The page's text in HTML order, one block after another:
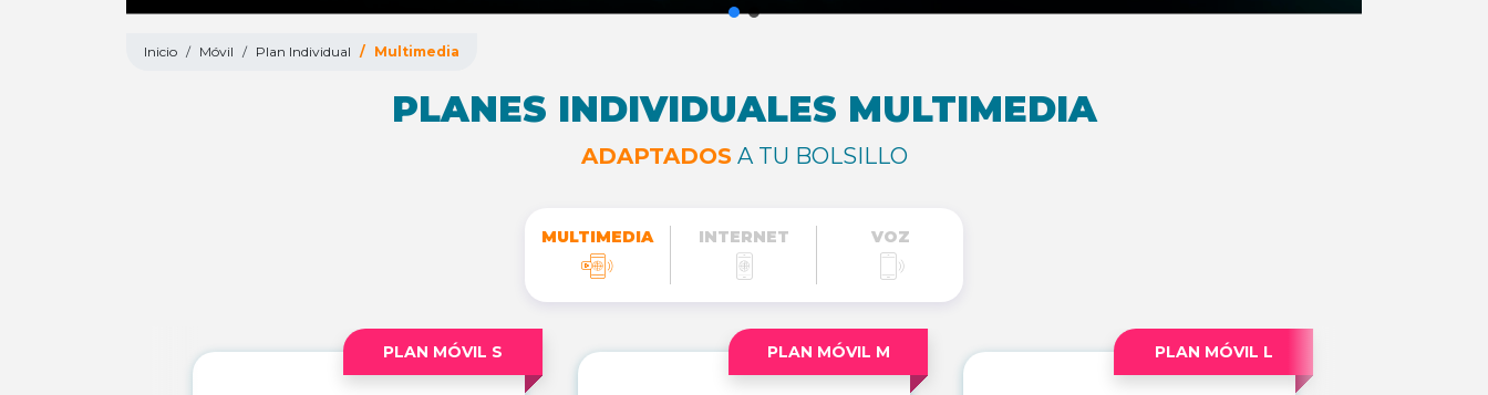
Inicio Móvil Plan Individual Multimedia
PLANES INDIVIDUALES MULTIMEDIA
ADAPTADOSA TU BOLSILLO
MULTIMEDIA INTERNET VOZ
PLAN MÓVIL S PLAN MÓVIL M PLAN MÓVIL L